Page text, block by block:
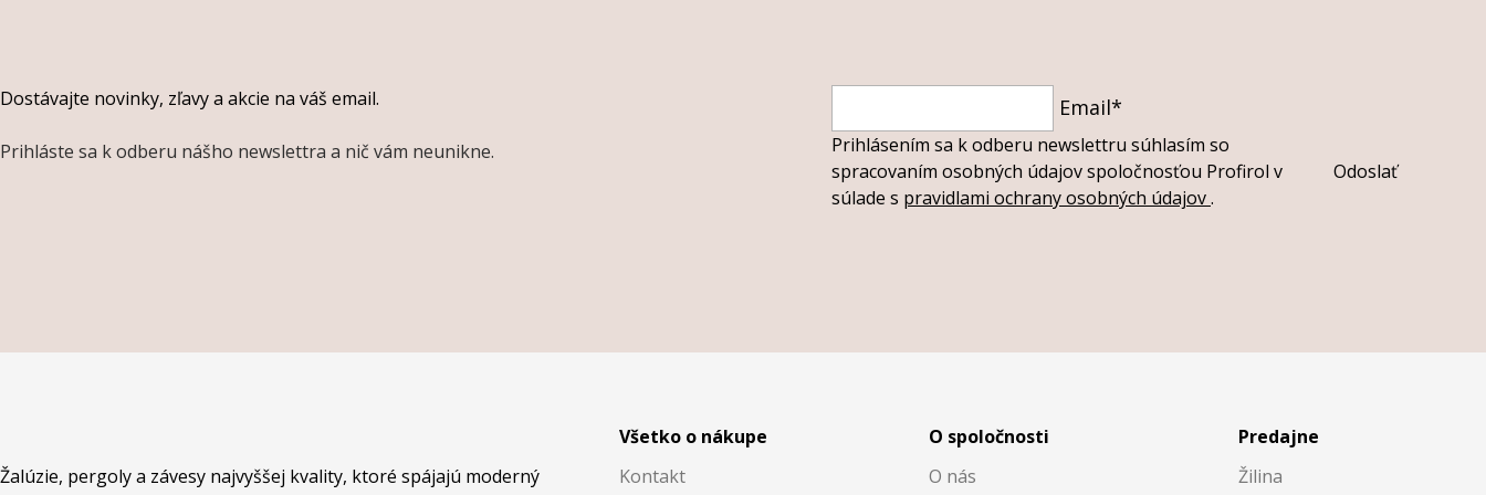
Dostávajte novinky, zľavy a akcie na váš email.
Prihláste sa k odberu nášho newslettra a nič vám neunikne.
Email*
Prihlásením sa k odberu newslettru súhlasím so
spracovaním osobných údajov spoločnosťou Profirol v
súlade s pravidlami ochrany osobných údajov.
Odoslať
Žalúzie, pergoly a závesy najvyššej kvality, ktoré spájajú moderný
Všetko o nákupe
Kontakt
O spoločnosti
O nás
Predajne
Žilina